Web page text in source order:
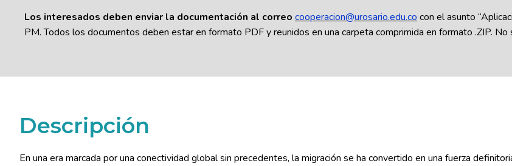
Los interesados deben enviar la documentación al correo cooperacion@urosario.edu.cocon el asunto
PM. Todos los documentos deben estar en formato PDF y reunidos en una carpeta comprimida en formato .ZIP.
Descripción
En una era marcada por una conectividad global sin precedentes, la migración se ha convertido en una fuerza